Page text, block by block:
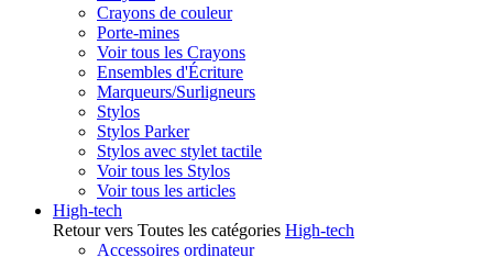
Crayons de couleur
Porte-mines
Voir tous les Crayons
Ensembles d'Écriture
Marqueurs/Surligneurs
Stylos
Stylos Parker
Stylos avec stylet tactile
Voir tous les Stylos
Voir tous les articles
High-tech
Retour vers Toutes les catégories High-tech
Accessoires ordinateur